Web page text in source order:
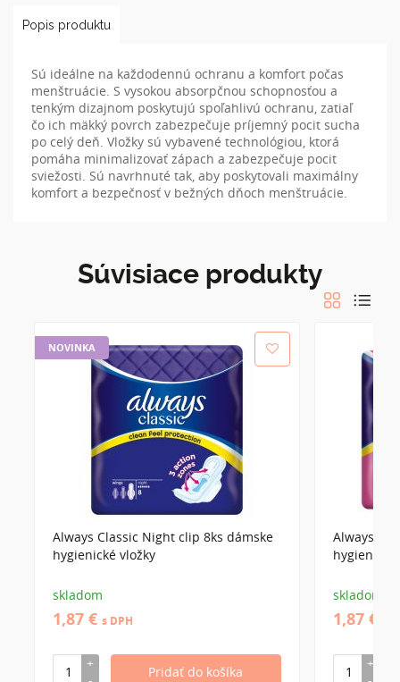
Popis produktu
Sú ideálne na každodennú ochranu a komfort počas
menštruácie. S vysokou absorpčnou schopnosťou a
tenkým dizajnom poskytujú spoľahlivú ochranu, zatiaľ
čo ich mäkký povrch zabezpečuje príjemný pocit sucha
po celý deň. Vložky sú vybavené technológiou, ktorá
pomáha minimalizovať zápach a zabezpečuje pocit
sviežosti. Sú navrhnuté tak, aby poskytovali maximálny
komfort a bezpečnosť v bežných dňoch menštruácie.
Súvisiace produkty
NOVINKA
Always Classic Night clip 8ks dámske
hygienické vložky
skladom
1,87 € s DPH
Always
hygienické
skladom
1,87 €